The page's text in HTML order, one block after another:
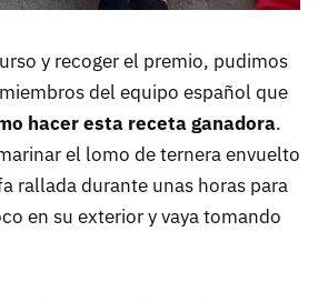
y recoger el premio, pudimos
del equipo español que
hacer esta receta ganadora.
el lomo de ternera envuelto
rallada durante unas horas para
en su exterior y vaya tomando